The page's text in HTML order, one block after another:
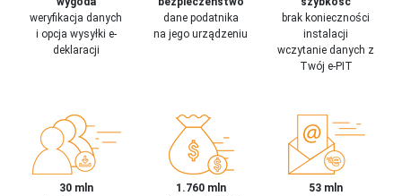
weryfikacja danych
i opcja wysyłki e-
deklaracji
dane podatnika
na jego urządzeniu
brak konieczności
instalacji
wczytanie danych z
Twój e-PIT
30 mln
1.760 mln
53 mln